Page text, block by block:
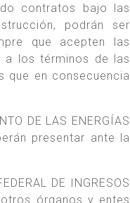
contratos bajo las
podrán ser
que acepten las
a los términos de las
que en consecuencia
DE LAS ENERGÍAS
presentar ante la
DE INGRESOS
otros órganos y entes